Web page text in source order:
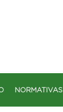
NORMATIVAS